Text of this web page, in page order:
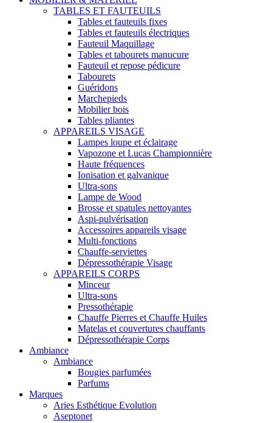
TABLES ET FAUTEUILS
Tables et fauteuils fixes
Tables et fauteuils électriques
Fauteuil Maquillage
Tables et tabourets manucure
Fauteuil et repose pédicure
Tabourets
Guéridons
Marchepieds
Mobilier bois
Tables pliantes
APPAREILS VISAGE
Lampes loupe et éclairage
Vapozone et Lucas Championnière
Haute fréquences
Ionisation et galvanique
Ultra-sons
Lampe de Wood
Brosse et spatules nettoyantes
Aspi-pulvérisation
Accessoires appareils visage
Multi-fonctions
Chauffe-serviettes
Dépressothérapie Visage
APPAREILS CORPS
Minceur
Ultra-sons
Pressothérapie
Chauffe Pierres et Chauffe Huiles
Matelas et couvertures chauffants
Dépressothérapie Corps
Ambiance
Ambiance
Bougies parfumées
Parfums
Marques
Aries Esthétique Evolution
Aseptonet